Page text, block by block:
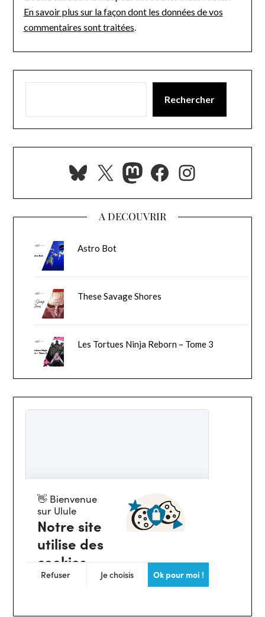
En savoir plus sur la façon dont les données de vos
commentaires sont traitées.
Rechercher
Bluesky
X Mastodon
Facebook
A DECOUVRIR
Astro Bot
These Savage Shores
Les Tortues Ninja Reborn – Tome 3